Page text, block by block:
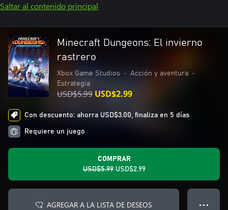
Saltar al contenido principal
Minecraft Dungeons: El invierno
rastrero
Xbox Game Studios • Acción y aventura
•
Estrategia
USD$5.99 USD$2.99
Con descuento: ahorra USD$3.00, finaliza en 5 días
Requiere un juego
COMPRAR
USD$5.99 USD$2.99
AGREGAR A LA LISTA DE DESEOS ● ● ●